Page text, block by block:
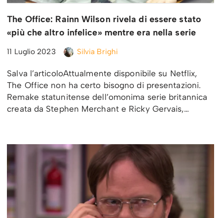
The Office: Rainn Wilson rivela di essere stato
«più che altro infelice» mentre era nella serie
11 Luglio 2023 Silvia Brighi
Salva l’articoloAttualmente disponibile su Netflix,
The Office non ha certo bisogno di presentazioni.
Remake statunitense dell’omonima serie britannica
creata da Stephen Merchant e Ricky Gervais,…